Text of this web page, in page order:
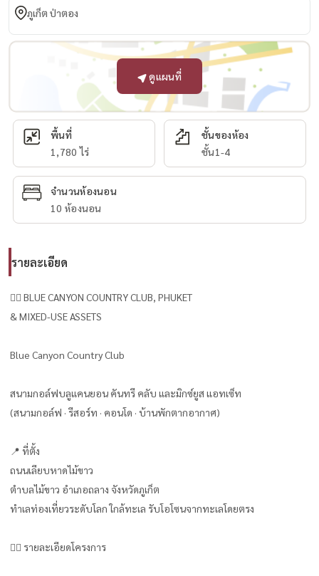
ภูเก็ต ป่าตอง
ดูแผนที่
พื้นที่
1,780 ไร่
ชั้นของห้อง
ชั้น1-4
จำนวนห้องนอน
10 ห้องนอน
รายละเอียด
🏌️‍♂️ BLUE CANYON COUNTRY CLUB, PHUKET
& MIXED-USE ASSETS
Blue Canyon Country Club
สนามกอล์ฟบลูแคนยอน คันทรี คลับ และมิกซ์ยูส แอทเซ็ท
(สนามกอล์ฟ · รีสอร์ท · คอนโด · บ้านพักตากอากาศ)
📍 ที่ตั้ง
ถนนเลียบหาดไม้ขาว
ตำบลไม้ขาว อำเภอถลาง จังหวัดภูเก็ต
ทำเลท่องเที่ยวระดับโลก ใกล้ทะเล รับโอโซนจากทะเลโดยตรง
🏌️‍♀️ รายละเอียดโครงการ